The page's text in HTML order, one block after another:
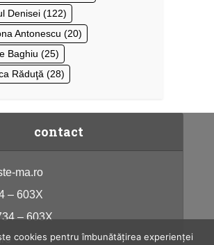
Denisei (122)
Antonescu (20)
Baghiu (25)
Răduţă (28)
contact
ma.ro
– 603X
– 603X
cookies pentru îmbunătățirea experienței